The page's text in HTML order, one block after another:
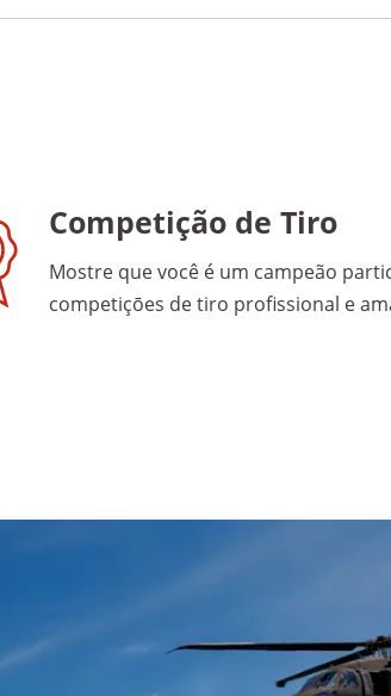
Competição de Tiro
Mostre que você é um campeão
competiçōes de tiro profissional e